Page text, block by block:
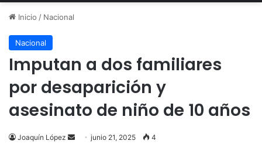
Inicio / Nacional
Nacional
Imputan a dos familiares
por desaparición y
asesinato de niño de 10 años
Joaquín López
Sendjunio 21, 2025 4